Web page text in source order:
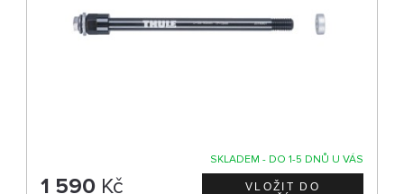
SKLADEM - DO 1-5 DNŮ U VÁS
1 590 Kč